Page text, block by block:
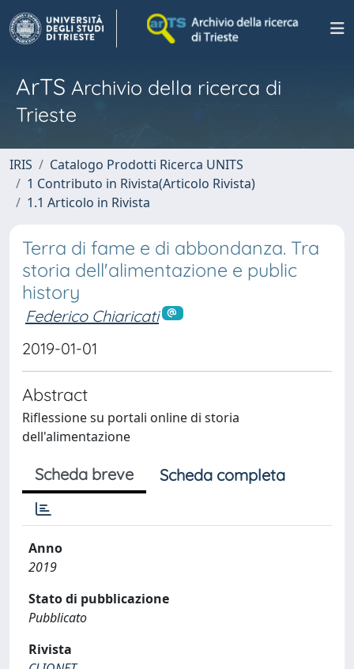
ArTS Archivio della ricerca di
Trieste
IRIS
Catalogo Prodotti Ricerca UNITS
1 Contributo in Rivista(Articolo Rivista)
1.1 Articolo in Rivista
Terra di fame e di abbondanza. Tra
storia dell'alimentazione e public
history
Federico Chiaricati
2019-01-01
Abstract
Riflessione su portali online di storia
dell'alimentazione
Scheda breve Scheda completa
Anno
2019
Stato di pubblicazione
Pubblicato
Rivista